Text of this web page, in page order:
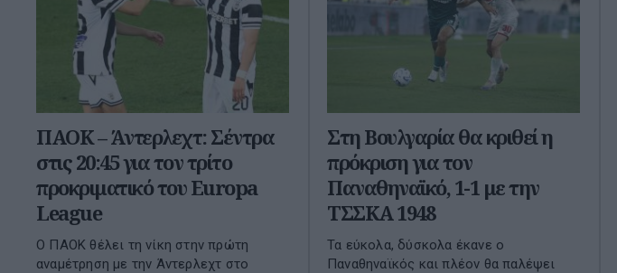
ΠΑΟΚ – Άντερλεχτ: Σέντρα
στις 20:45 για τον τρίτο
προκριματικό του Europa
League
Ο ΠΑΟΚ θέλει τη νίκη στην πρώτη
αναμέτρηση με την Άντερλεχτ στο
Στη Βουλγαρία θα κριθεί η
πρόκριση για τον
Παναθηναϊκό, 1-1 με την
ΤΣΣΚΑ 1948
Τα εύκολα, δύσκολα έκανε ο
Παναθηναϊκός και πλέον θα παλέψει